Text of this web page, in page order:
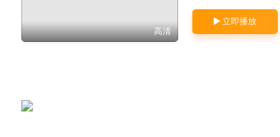
高清
立即播放